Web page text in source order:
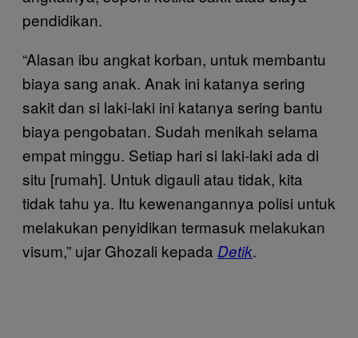
pendidikan.
“Alasan ibu angkat korban, untuk membantu
biaya sang anak. Anak ini katanya sering
sakit dan si laki-laki ini katanya sering bantu
biaya pengobatan. Sudah menikah selama
empat minggu. Setiap hari si laki-laki ada di
situ [rumah]. Untuk digauli atau tidak, kita
tidak tahu ya. Itu kewenangannya polisi untuk
melakukan penyidikan termasuk melakukan
visum,” ujar Ghozali kepada Detik.